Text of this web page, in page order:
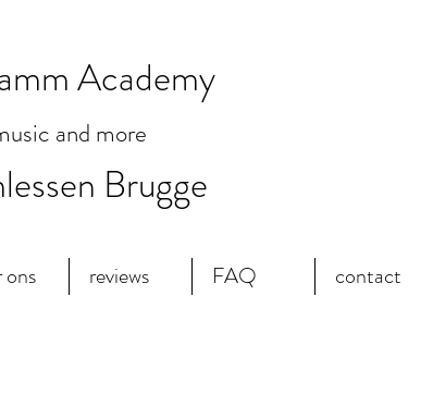
Academy
and more
Brugge
ons reviews FAQ contact